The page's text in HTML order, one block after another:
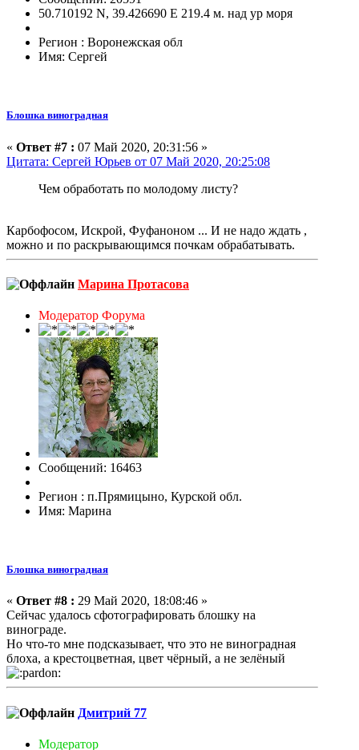
50.710192 N, 39.426690 E 219.4 м. над ур моря
Регион : Воронежская обл
Имя: Сергей
Блошка виноградная
« Ответ #7 : 07 Май 2020, 20:31:56 »
Цитата: Сергей Юрьев от 07 Май 2020, 20:25:08
Чем обработать по молодому листу?
Карбофосом, Искрой, Фуфаноном ... И не надо ждать ,
можно и по раскрывающимся почкам обрабатывать.
Марина Протасова
Модератор Форума
Сообщений: 16463
Регион : п.Прямицыно, Курской обл.
Имя: Марина
Блошка виноградная
« Ответ #8 : 29 Май 2020, 18:08:46 »
Сейчас удалось сфотографировать блошку на
винограде.
Но что-то мне подсказывает, что это не виноградная
блоха, а крестоцветная, цвет чёрный, а не зелёный
Дмитрий 77
Модератор